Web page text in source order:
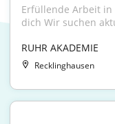
Erfüllende Arbeit
dich Wir suchen
RUHR AKADEMIE
Recklinghausen